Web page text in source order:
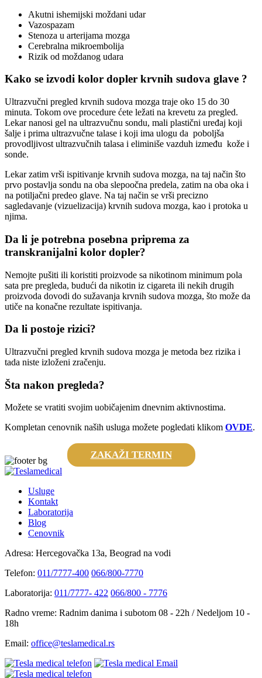
Akutni ishemijski moždani udar
Vazospazam
Stenoza u arterijama mozga
Cerebralna mikroembolija
Rizik od moždanog udara
Kako se izvodi kolor dopler krvnih sudova glave ?
Ultrazvučni pregled krvnih sudova mozga traje oko 15 do 30
minuta. Tokom ove procedure ćete ležati na krevetu za pregled.
Lekar nanosi gel na ultrazvučnu sondu, mali plastični uređaj koji
šalje i prima ultrazvučne talase i koji ima ulogu da poboljša
provodljivost ultrazvučnih talasa i eliminiše vazduh između kože i
sonde.
Lekar zatim vrši ispitivanje krvnih sudova mozga, na taj način što
prvo postavlja sondu na oba slepoočna predela, zatim na oba oka i
na potiljačni predeo glave. Na taj način se vrši precizno
sagledavanje (vizuelizacija) krvnih sudova mozga, kao i protoka u
njima.
Da li je potrebna posebna priprema za
transkranijalni kolor dopler?
Nemojte pušiti ili koristiti proizvode sa nikotinom minimum pola
sata pre pregleda, budući da nikotin iz cigareta ili nekih drugih
proizvoda dovodi do sužavanja krvnih sudova mozga, što može da
utiče na konačne rezultate ispitivanja.
Da li postoje rizici?
Ultrazvučni pregled krvnih sudova mozga je metoda bez rizika i
tada niste izloženi zračenju.
Šta nakon pregleda?
Možete se vratiti svojim uobičajenim dnevnim aktivnostima.
Kompletan cenovnik naših usluga možete pogledati klikom OVDE.
ZAKAŽI TERMIN
Usluge
Kontakt
Laboratorija
Blog
Cenovnik
Adresa: Hercegovačka 13a, Beograd na vodi
Telefon: 011/7777-400 066/800-7770
Laboratorija: 011/7777- 422 066/800 - 7776
Radno vreme: Radnim danima i subotom 08 - 22h / Nedeljom 10 -
18h
Email: office@teslamedical.rs